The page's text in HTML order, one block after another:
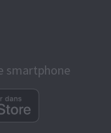
smartphone